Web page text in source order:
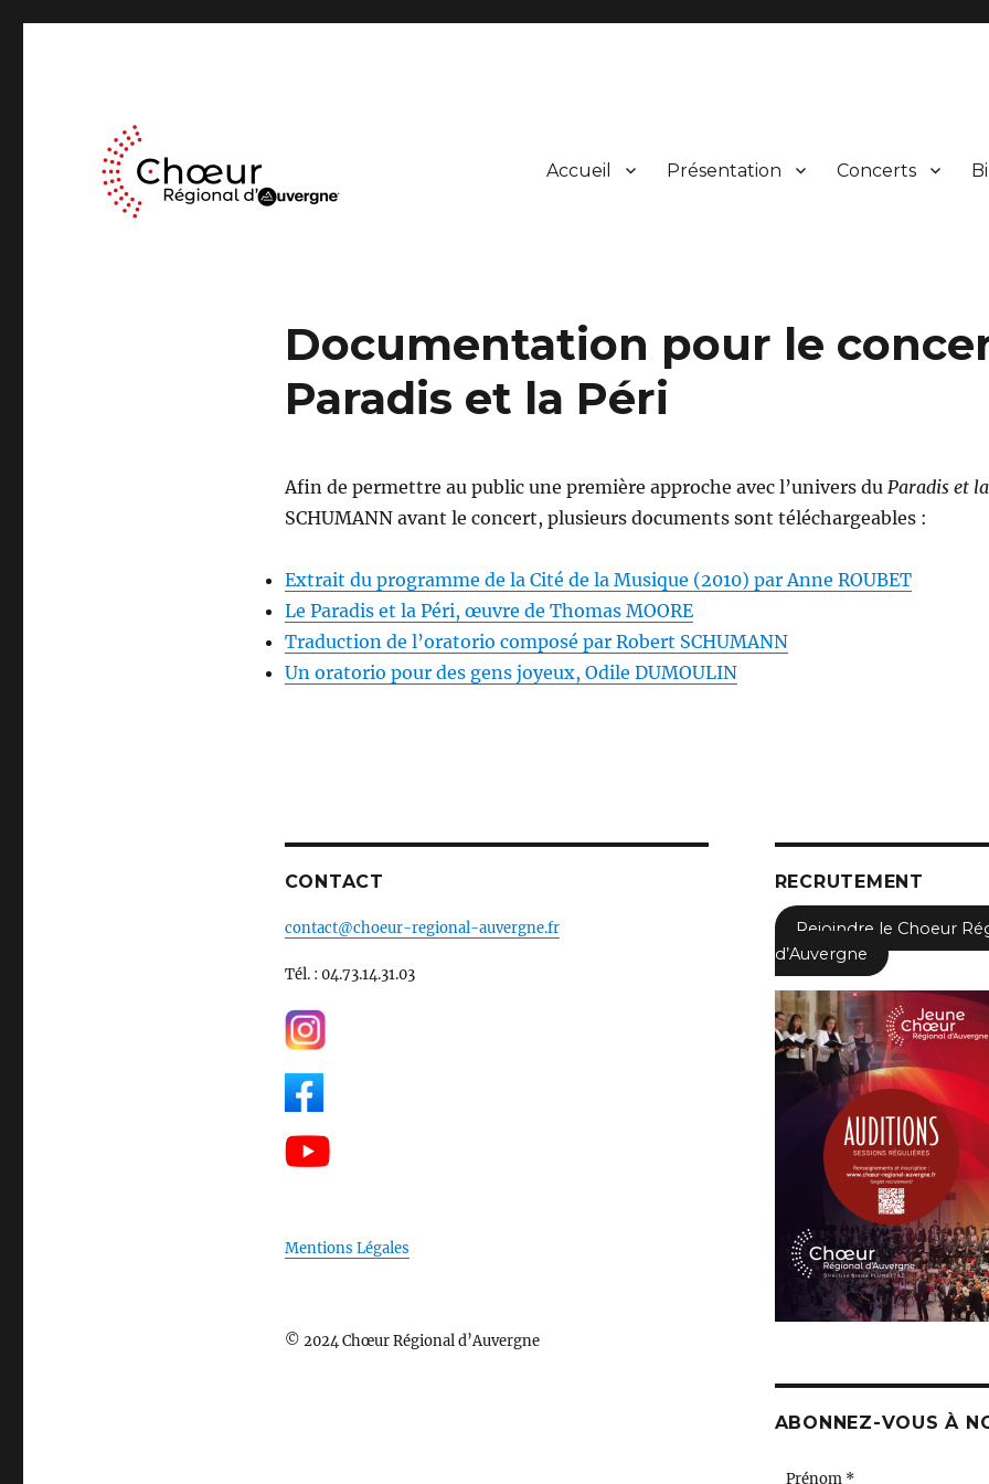
Accueil Présentation Concerts
Documentation pour le
Paradis et la Péri
Afin de permettre au public une première approche avec l’univers du Paradis et
SCHUMANN avant le concert, plusieurs documents sont téléchargeables :
Extrait du programme de la Cité de la Musique (2010) par Anne ROUBET
Le Paradis et la Péri, œuvre de Thomas MOORE
Traduction de l’oratorio composé par Robert SCHUMANN
Un oratorio pour des gens joyeux, Odile DUMOULIN
CONTACT
contact@choeur-regional-auvergne.fr
Tél. : 04.73.14.31.03
Mentions Légales
© 2024 Chœur Régional d’Auvergne
RECRUTEMENT
Rejoindre le Choeur
d’Auvergne
ABONNEZ-VOUS À
Prénom *